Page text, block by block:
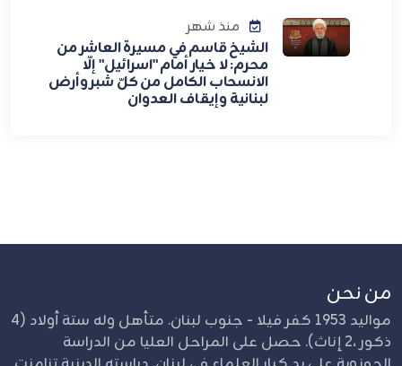
منذ شهر
الشيخ قاسم في مسيرة العاشر من
محرم: لا خيار أمام "اسرائيل" إلّا
الانسحاب الكامل من كلّ شبر وأرض
لبنانية وإيقاف العدوان
من نحن
مواليد 1953 كفر فيلا - جنوب لبنان. متأهل وله ستة أولاد (4
ذكور ،2 إناث). حصل على المراحل العليا من الدراسة